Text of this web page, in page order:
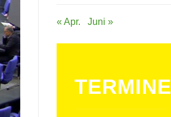
« Apr. Juni »
TERMINE